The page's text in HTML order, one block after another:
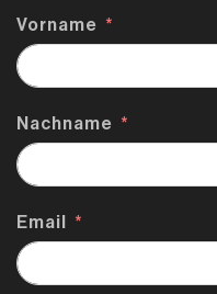
Vorname
Nachname
Email